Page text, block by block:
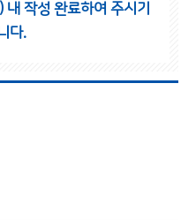
작성 완료하여 주시기
다.